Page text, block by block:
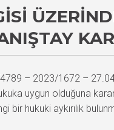
– 2023/1672 –
uygun olduğuna
hukuki aykırılık